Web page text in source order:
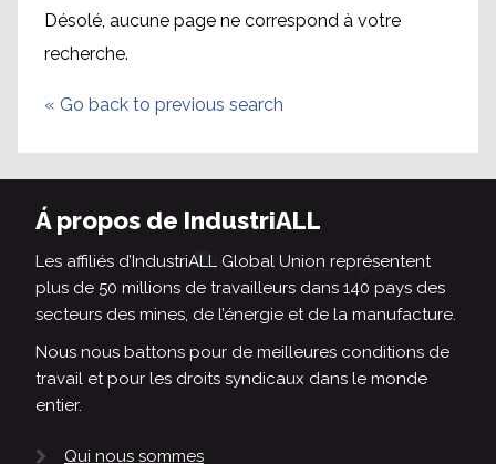
Désolé, aucune page ne correspond à votre
recherche.
« Go back to previous search
Á propos de IndustriALL
Les affiliés d’IndustriALL Global Union représentent
plus de 50 millions de travailleurs dans 140 pays des
secteurs des mines, de l’énergie et de la manufacture.
Nous nous battons pour de meilleures conditions de
travail et pour les droits syndicaux dans le monde
entier.
Qui nous sommes